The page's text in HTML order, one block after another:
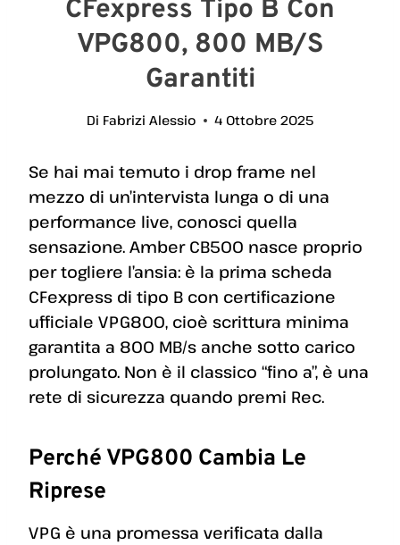
CFexpress Tipo B Con
VPG800, 800 MB/s
Garantiti
Di Fabrizi Alessio 4 Ottobre 2025
Se hai mai temuto i drop frame nel
mezzo di un’intervista lunga o di una
performance live, conosci quella
sensazione. Amber CB500 nasce proprio
per togliere l’ansia: è la prima scheda
CFexpress di tipo B con certificazione
ufficiale VPG800, cioè scrittura minima
garantita a 800 MB/s anche sotto carico
prolungato. Non è il classico “fino a”, è una
rete di sicurezza quando premi Rec.
Perché VPG800 Cambia Le
Riprese
VPG è una promessa verificata dalla